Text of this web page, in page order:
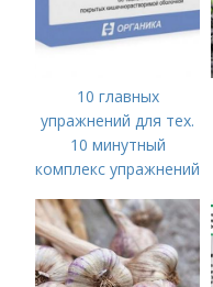
10 главных
упражнений для тех.
10 минутный
комплекс упражнений
времени на спорт